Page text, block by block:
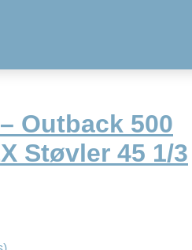
Outback 500
Støvler 45 1/3